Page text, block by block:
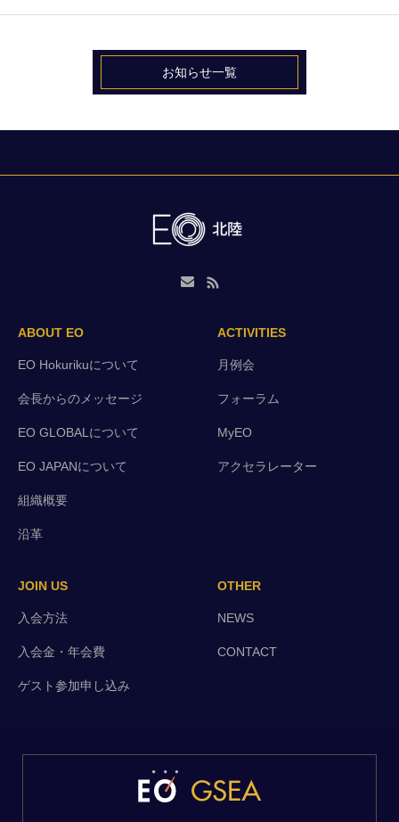
お知らせ一覧
ABOUT EO
EO Hokurikuについて
会長からのメッセージ
EO GLOBALについて
EO JAPANについて
組織概要
沿革
ACTIVITIES
月例会
フォーラム
MyEO
アクセラレーター
JOIN US
入会方法
入会金・年会費
ゲスト参加申し込み
OTHER
NEWS
CONTACT